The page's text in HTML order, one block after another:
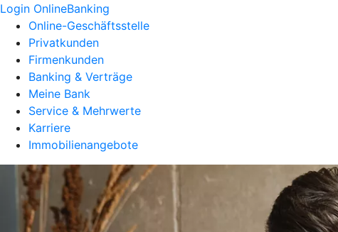
Login OnlineBanking
Online-Geschäftsstelle
Privatkunden
Firmenkunden
Banking & Verträge
Meine Bank
Service & Mehrwerte
Karriere
Immobilienangebote